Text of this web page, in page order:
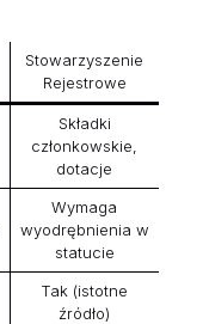
Stowarzyszenie
Rejestrowe
Składki
członkowskie,
dotacje
Wymaga
wyodrębnienia w
statucie
Tak (istotne
źródło)